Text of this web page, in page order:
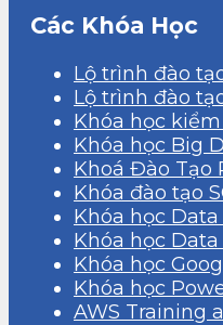
Các Khóa Học
Lộ trình đào
Lộ trình đào
Khóa học
Khóa học Big
Khoá Đào Tạo
Khóa đào tạo
Khóa học Data
Khóa học
Khóa học
Khóa học
AWS Training